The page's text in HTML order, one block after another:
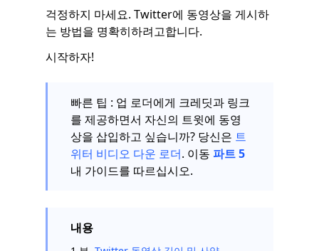
걱정하지 마세요. Twitter에 동영상을 게시하
는 방법을 명확히하려고합니다.
시작하자!
빠른 팁 : 업 로더에게 크레딧과 링크
를 제공하면서 자신의 트윗에 동영
상을 삽입하고 싶습니까? 당신은 트
위터 비디오 다운 로더. 이동 파트 5
내 가이드를 따르십시오.
내용